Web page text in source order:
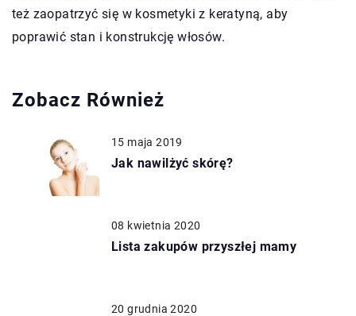
też zaopatrzyć się w kosmetyki z keratyną, aby
poprawić stan i konstrukcję włosów.
Zobacz Również
15 maja 2019
Jak nawilżyć skórę?
08 kwietnia 2020
Lista zakupów przyszłej mamy
20 grudnia 2020